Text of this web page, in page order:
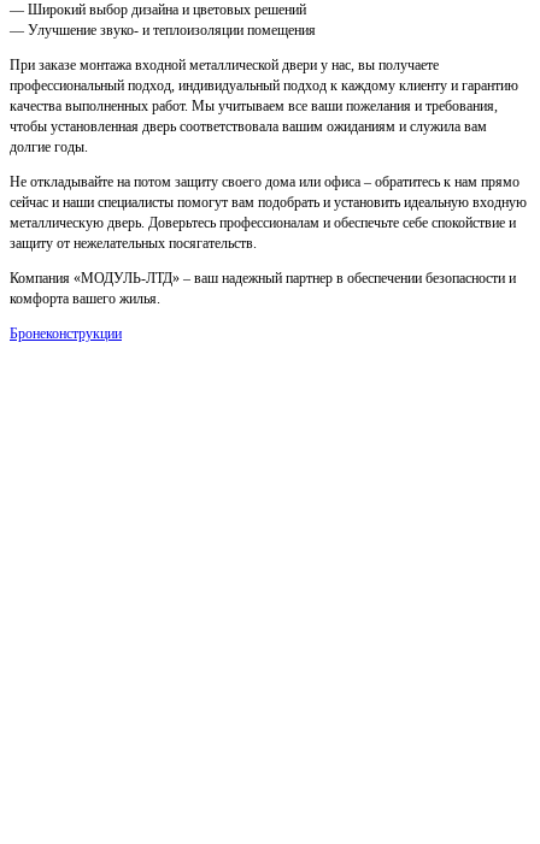
— Широкий выбор дизайна и цветовых решений
— Улучшение звуко- и теплоизоляции помещения
При заказе монтажа входной металлической двери у нас, вы получаете
профессиональный подход, индивидуальный подход к каждому клиенту и гарантию
качества выполненных работ. Мы учитываем все ваши пожелания и требования,
чтобы установленная дверь соответствовала вашим ожиданиям и служила вам
долгие годы.
Не откладывайте на потом защиту своего дома или офиса – обратитесь к нам прямо
сейчас и наши специалисты помогут вам подобрать и установить идеальную входную
металлическую дверь. Доверьтесь профессионалам и обеспечьте себе спокойствие и
защиту от нежелательных посягательств.
Компания «МОДУЛЬ-ЛТД» – ваш надежный партнер в обеспечении безопасности и
комфорта вашего жилья.
Бронеконструкции